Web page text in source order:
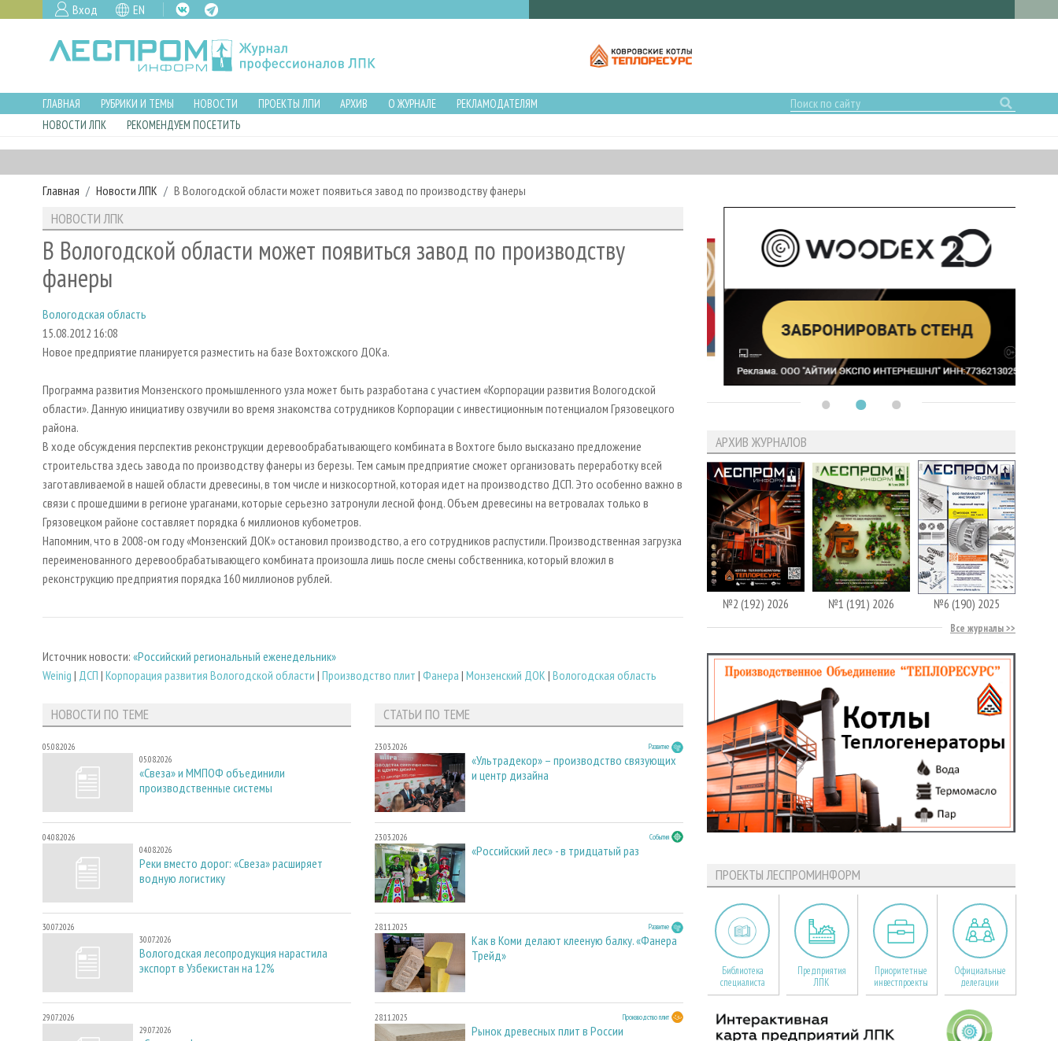
Вход EN
ГЛАВНАЯ РУБРИКИ И ТЕМЫ НОВОСТИ ПРОЕКТЫ ЛПИ АРХИВ О ЖУРНАЛЕ
РЕКЛАМОДАТЕЛЯМ
НОВОСТИ ЛПК
РЕКОМЕНДУЕМ ПОСЕТИТЬ
Главная Новости ЛПК В Вологодской области может появиться завод по производству фанеры
НОВОСТИ ЛПК
В Вологодской области может появиться завод по производству
фанеры
Вологодская область
15.08.2012 16:08
Новое предприятие планируется разместить на базе Вохтожского ДОКа.
Программа развития Монзенского промышленного узла может быть разработана с участием «Корпорации развития Вологодской
области». Данную инициативу озвучили во время знакомства сотрудников Корпорации с инвестиционным потенциалом Грязовецкого
района.
В ходе обсуждения перспектив реконструкции деревообрабатывающего комбината в Вохтоге было высказано предложение
строительства здесь завода по производству фанеры из березы. Тем самым предприятие сможет организовать переработку всей
заготавливаемой в нашей области древесины, в том числе и низкосортной, которая идет на производство ДСП. Это особенно важно в
связи с прошедшими в регионе ураганами, которые серьезно затронули лесной фонд. Объем древесины на ветровалах только в
Грязовецком районе составляет порядка 6 миллионов кубометров.
Напомним, что в 2008-ом году «Монзенский ДОК» остановил производство, а его сотрудников распустили. Производственная загрузка
переименованного деревообрабатывающего комбината произошла лишь после смены собственника, который вложил в
реконструкцию предприятия порядка 160 миллионов рублей.
Источник новости: «Российский региональный еженедельник»
Weinig | ДСП | Корпорация развития Вологодской области | Производство плит | Фанера | Монзенский ДОК | Вологодская область
НОВОСТИ ПО ТЕМЕ
05.08.2026
05.08.2026
«Свеза» и ММПОФ объединили
производственные системы
04.08.2026
04.08.2026
Реки вместо дорог: «Свеза» расширяет
водную логистику
30.07.2026
30.07.2026
Вологодская лесопродукция нарастила
экспорт в Узбекистан на 12%
29.07.2026
29.07.2026
СТАТЬИ ПО ТЕМЕ
23.03.2026 Развитие
«Ультрадекор» – производство связующих
и центр дизайна
23.03.2026 События
«Российский лес» - в тридцатый раз
28.11.2025 Развитие
Как в Коми делают клееную балку. «Фанера
Трейд»
28.11.2025 Производство плит
Рынок древесных плит в России
АРХИВ ЖУРНАЛОВ
№2 (192) 2026 №1 (191) 2026 №6 (190) 2025
Все журналы
ПРОЕКТЫ ЛЕСПРОМИНФОРМ
Библиотека
специалиста
Предприятия
ЛПК
Приоритетные
инвестпроекты
Официальные
делегации